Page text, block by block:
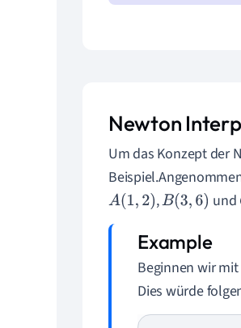
Newton
Um das Konzept der
A(1,2) ,B(3,6 ) und
Beginnen wir
Dies würde